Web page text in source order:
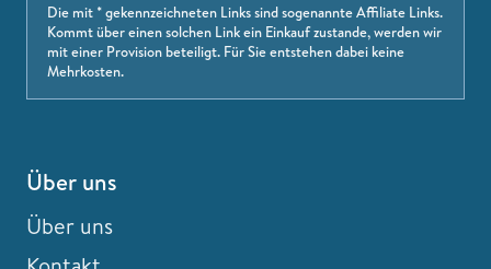
Die mit * gekennzeichneten Links sind sogenannte Affiliate Links.
Kommt über einen solchen Link ein Einkauf zustande, werden wir
mit einer Provision beteiligt. Für Sie entstehen dabei keine
Mehrkosten.
Über uns
Über uns